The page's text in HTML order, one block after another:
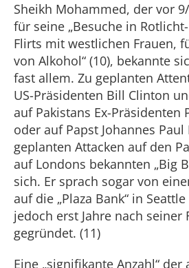
Sheikh Mohammed, der vor
für seine „Besuche in
Flirts mit westlichen Frauen,
von Alkohol“ (10), bekannte
fast allem. Zu geplanten
US-Präsidenten Bill Clinton
auf Pakistans Ex-Präsidenten
oder auf Papst Johannes Paul
geplanten Attacken auf den
auf Londons bekannten „Big
sich. Er sprach sogar von
auf die „Plaza Bank“ in
jedoch erst Jahre nach seiner
gegründet. (11)
Eine „signifikante Anzahl“ der